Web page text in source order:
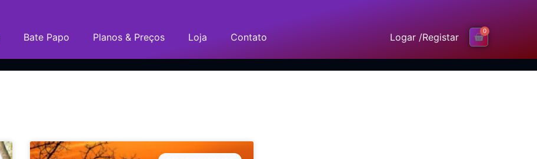
Bate Papo Planos & Preços Loja Contato Logar /Registar
0